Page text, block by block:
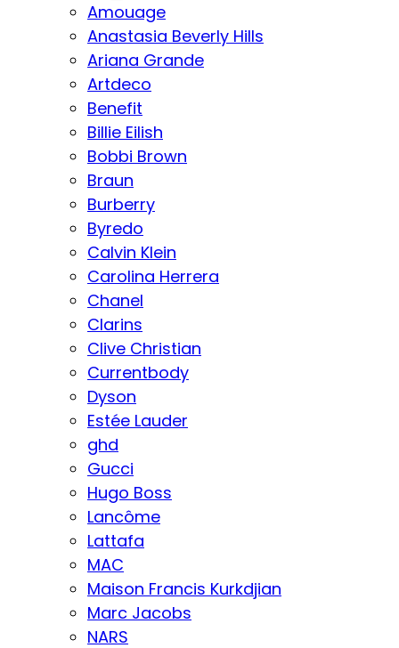
Amouage
Anastasia Beverly Hills
Ariana Grande
Artdeco
Benefit
Billie Eilish
Bobbi Brown
Braun
Burberry
Byredo
Calvin Klein
Carolina Herrera
Chanel
Clarins
Clive Christian
Currentbody
Dyson
Estée Lauder
ghd
Gucci
Hugo Boss
Lancôme
Lattafa
MAC
Maison Francis Kurkdjian
Marc Jacobs
NARS